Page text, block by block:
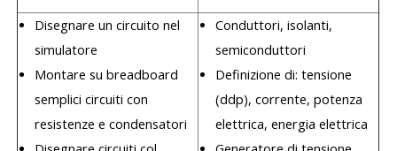
Disegnare un circuito nel
simulatore
Montare su breadboard
semplici circuiti con
resistenze e condensatori
Conduttori, isolanti,
semiconduttori
Definizione di: tensione
(ddp), corrente, potenza
elettrica, energia elettrica